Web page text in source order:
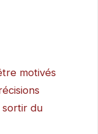
motivés
sortir du